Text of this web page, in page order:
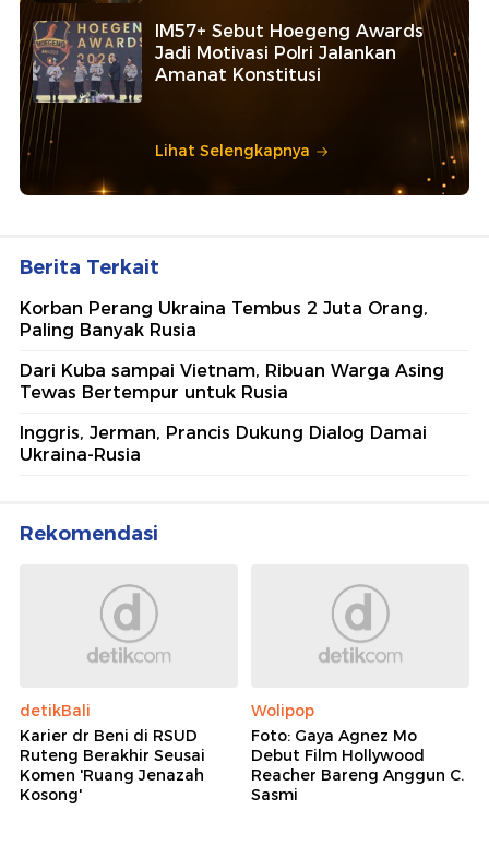
IM57+ Sebut Hoegeng Awards
Jadi Motivasi Polri Jalankan
Amanat Konstitusi
Lihat Selengkapnya
Berita Terkait
Korban Perang Ukraina Tembus 2 Juta Orang,
Paling Banyak Rusia
Dari Kuba sampai Vietnam, Ribuan Warga Asing
Tewas Bertempur untuk Rusia
Inggris, Jerman, Prancis Dukung Dialog Damai
Ukraina-Rusia
Rekomendasi
detikBali
Karier dr Beni di RSUD
Ruteng Berakhir Seusai
Komen 'Ruang Jenazah
Kosong'
Wolipop
Foto: Gaya Agnez Mo
Debut Film Hollywood
Reacher Bareng Anggun C.
Sasmi